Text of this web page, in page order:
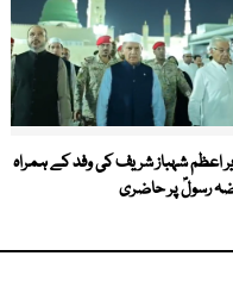
اعظم شہباز شریف کی وفد کے ہمراہ
رسولؐ پر حاضری